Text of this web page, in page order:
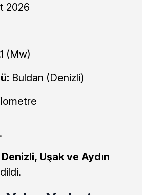
2026
(Mw)
Buldan (Denizli)
Denizli, Uşak ve Aydın